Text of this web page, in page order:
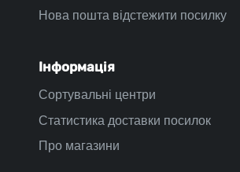
Нова пошта відстежити посилку
Інформація
Сортувальні центри
Статистика доставки посилок
Про магазини